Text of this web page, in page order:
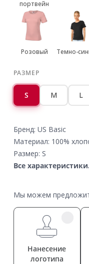
портвейн
Розовый Темно-
РАЗМЕР
S M L
Бренд: US Basic
Материал: 100%
Размер: S
Все
Мы можем
Нанесение
логотипа